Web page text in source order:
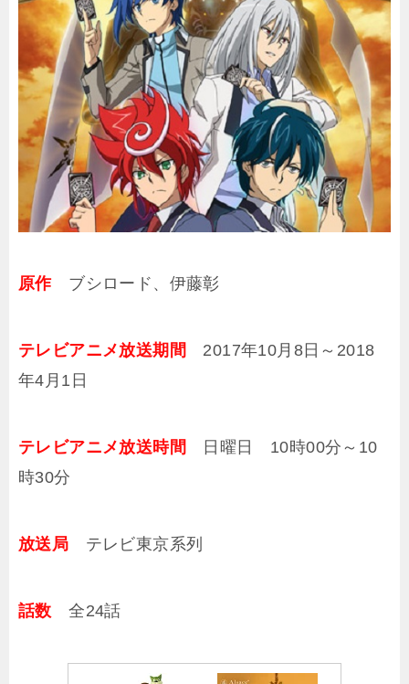
原作ブシロード、伊藤彰
テレビアニメ放送期間 2017年10月8日～2018
年4月1日
テレビアニメ放送時間 日曜日 10時00分～10
時30分
放送局 テレビ東京系列
話数 全24話